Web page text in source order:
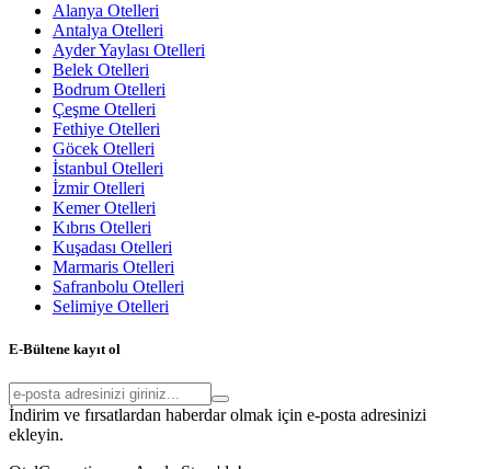
Alanya Otelleri
Antalya Otelleri
Ayder Yaylası Otelleri
Belek Otelleri
Bodrum Otelleri
Çeşme Otelleri
Fethiye Otelleri
Göcek Otelleri
İstanbul Otelleri
İzmir Otelleri
Kemer Otelleri
Kıbrıs Otelleri
Kuşadası Otelleri
Marmaris Otelleri
Safranbolu Otelleri
Selimiye Otelleri
E-Bültene kayıt ol
İndirim ve fırsatlardan haberdar olmak için e-posta adresinizi
ekleyin.